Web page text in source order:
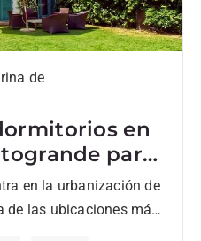
de
en
para
en la urbanización de
de las ubicaciones más